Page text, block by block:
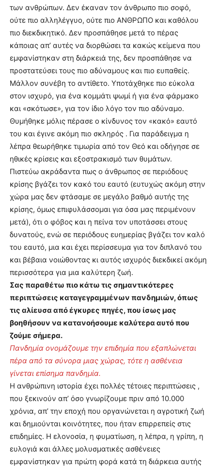
των ανθρώπων. Δεν έκαναν τον άνθρωπο πιο σοφό,
ούτε πιο αλληλέγγυο, ούτε πιο ΑΝΘΡΩΠΟ και καθόλου
πιο διεκδικητικό. Δεν προσπάθησε μετά το πέρας
κάποιας απ’ αυτές να διορθώσει τα κακώς κείμενα που
εμφανίστηκαν στη διάρκειά της, δεν προσπάθησε να
προστατεύσει τους πιο αδύναμους και πιο ευπαθείς.
Μάλλον συνέβη το αντίθετο. Υποτάχθηκε πιο εύκολα
στον ισχυρό, για ένα κομμάτι ψωμί ή για ένα φάρμακο
και «σκότωσε», για τον ίδιο λόγο τον πιο αδύναμο.
Θυμήθηκε μόλις πέρασε ο κίνδυνος τον «κακό» εαυτό
του και έγινε ακόμη πιο σκληρός . Για παράδειγμα η
λέπρα θεωρήθηκε τιμωρία από τον Θεό και οδήγησε σε
ηθικές κρίσεις και εξοστρακισμό των θυμάτων.
Πιστεύω ακράδαντα πως ο άνθρωπος σε περιόδους
κρίσης βγάζει τον κακό του εαυτό (ευτυχώς ακόμη στην
χώρα μας δεν φτάσαμε σε μεγάλο βαθμό αυτής της
κρίσης, όμως επιφυλάσσομαι για όσα μας περιμένουν
μετά), ότι ο φόβος και η πείνα τον υποτάσσει στους
δυνατούς, ενώ σε περιόδους ευημερίας βγάζει τον καλό
του εαυτό, μια και έχει περίσσευμα για τον διπλανό του
και βέβαια νοιώθοντας κι αυτός ισχυρός διεκδικεί ακόμη
περισσότερα για μια καλύτερη ζωή.
Σας παραθέτω πιο κάτω τις σημαντικότερες
περιπτώσεις καταγεγραμμένων πανδημιών, όπως
τις αλίευσα από έγκυρες πηγές, που ίσως μας
βοηθήσουν να κατανοήσουμε καλύτερα αυτό που
ζούμε σήμερα.
Πανδημία ονομάζουμε την επιδημία που εξαπλώνεται
πέρα από τα σύνορα μιας χώρας, τότε η ασθένεια
γίνεται επίσημα πανδημία.
Η ανθρώπινη ιστορία έχει πολλές τέτοιες περιπτώσεις ,
που ξεκινούν απ’ όσο γνωρίζουμε πριν από 10.000
χρόνια, απ’ την εποχή που οργανώνεται η αγροτική ζωή
και δημιούνται κοινότητες, που ήταν επιρρεπείς στις
επιδημίες. Η ελονοσία, η φυματίωση, η λέπρα, η γρίπη, η
ευλογιά και άλλες μολυσματικές ασθένειες
εμφανίστηκαν για πρώτη φορά κατά τη διάρκεια αυτής